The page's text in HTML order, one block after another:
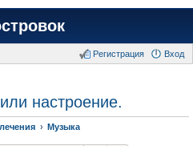
Вход
Регистрация
настроение.
Музыка